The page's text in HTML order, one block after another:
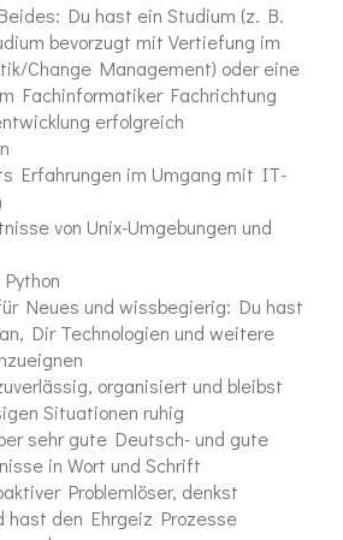
Du hast ein Studium (z. B.
bevorzugt mit Vertiefung im
Change Management) oder eine
Fachinformatiker Fachrichtung
erfolgreich
Erfahrungen im Umgang mit IT-
von Unix-Umgebungen und
Neues und wissbegierig: Du hast
Dir Technologien und weitere
organisiert und bleibst
Situationen ruhig
sehr gute Deutsch- und gute
in Wort und Schrift
Problemlöser, denkst
hast den Ehrgeiz Prozesse